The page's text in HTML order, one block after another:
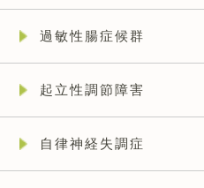
過敏性腸症候群
起立性調節障害
自律神経失調症